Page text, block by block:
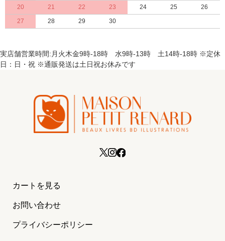
20
21 22 23 24 25
26
27
28 29 30
実店舗営業時間:月火木金9時-18時 水9時-13時 土14時-18時 ※定休
日：日・祝 ※通販発送は土日祝お休みです
カートを見る
お問い合わせ
プライバシーポリシー